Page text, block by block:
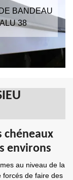
BANDEAU
38
chéneaux
environs
au niveau de la
forcés de faire des